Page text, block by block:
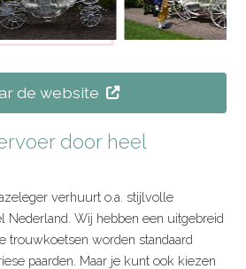
de website
door heel
verhuurt o.a. stijlvolle
Nederland. Wij hebben een uitgebreid
trouwkoetsen worden standaard
paarden. Maar je kunt ook kiezen